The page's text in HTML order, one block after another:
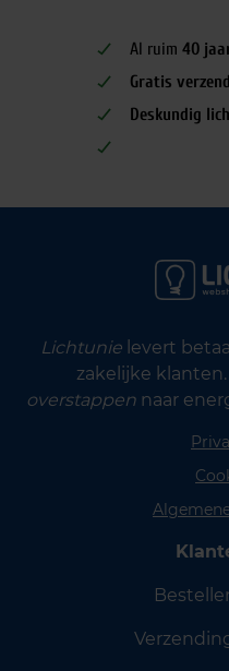
Al ruim 40
Gratis
Deskundig
Lichtunielevert
zakelijke
overstappen naar